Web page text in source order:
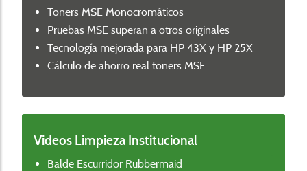
Toners MSE Monocromáticos
Pruebas MSE superan a otros originales
Tecnología mejorada para HP 43X y HP 25X
Cálculo de ahorro real toners MSE
Videos Limpieza Institucional
Balde Escurridor Rubbermaid